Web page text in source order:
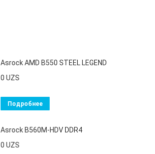
Asrock AMD B550 STEEL LEGEND
0 UZS
Подробнее
Asrock B560M-HDV DDR4
0 UZS